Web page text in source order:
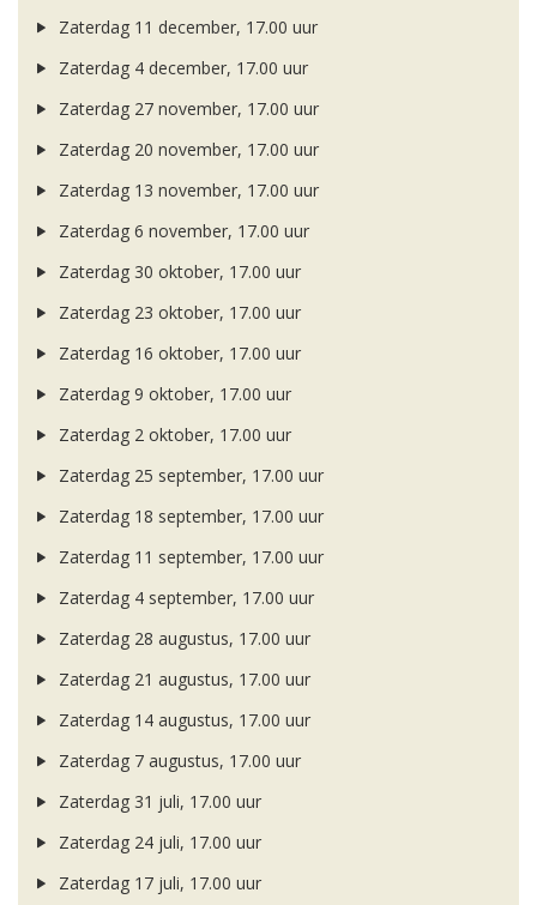
Zaterdag 11 december, 17.00 uur
Zaterdag 4 december, 17.00 uur
Zaterdag 27 november, 17.00 uur
Zaterdag 20 november, 17.00 uur
Zaterdag 13 november, 17.00 uur
Zaterdag 6 november, 17.00 uur
Zaterdag 30 oktober, 17.00 uur
Zaterdag 23 oktober, 17.00 uur
Zaterdag 16 oktober, 17.00 uur
Zaterdag 9 oktober, 17.00 uur
Zaterdag 2 oktober, 17.00 uur
Zaterdag 25 september, 17.00 uur
Zaterdag 18 september, 17.00 uur
Zaterdag 11 september, 17.00 uur
Zaterdag 4 september, 17.00 uur
Zaterdag 28 augustus, 17.00 uur
Zaterdag 21 augustus, 17.00 uur
Zaterdag 14 augustus, 17.00 uur
Zaterdag 7 augustus, 17.00 uur
Zaterdag 31 juli, 17.00 uur
Zaterdag 24 juli, 17.00 uur
Zaterdag 17 juli, 17.00 uur